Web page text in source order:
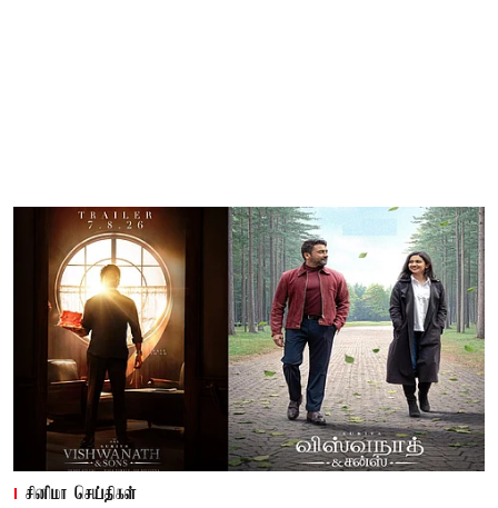
சினிமா செய்திகள்